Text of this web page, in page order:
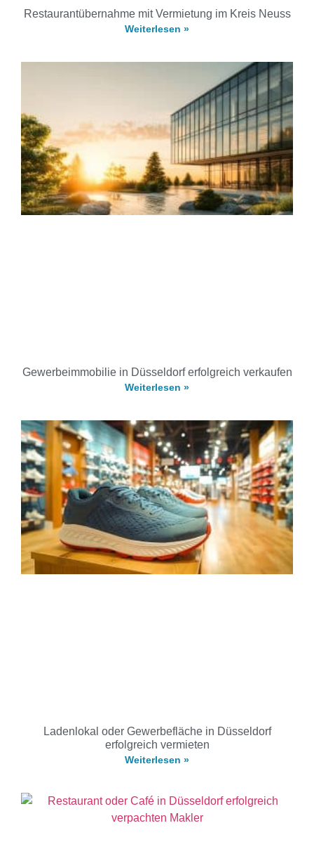
Restaurantübernahme mit Vermietung im Kreis Neuss
Weiterlesen »
Gewerbeimmobilie in Düsseldorf erfolgreich verkaufen
Weiterlesen »
Ladenlokal oder Gewerbefläche in Düsseldorf
erfolgreich vermieten
Weiterlesen »